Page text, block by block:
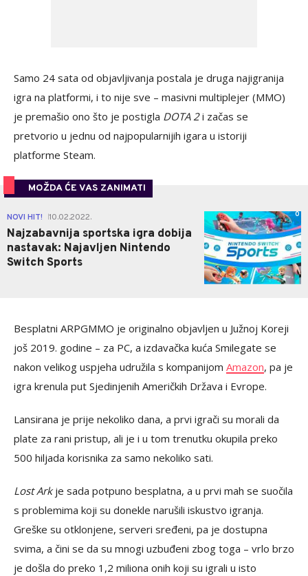
Samo 24 sata od objavljivanja postala je druga najigranija
igra na platformi, i to nije sve – masivni multiplejer (MMO)
je premašio ono što je postigla DOTA 2i začas se
pretvorio u jednu od najpopularnijih igara u istoriji
platforme Steam.
MOŽDA ĆE VAS ZANIMATI
NOVI HIT! 10.02.2022.
Najzabavnija sportska igra dobija
nastavak: Najavljen Nintendo
Switch Sports
0
Besplatni ARPGMMO je originalno objavljen u Južnoj Koreji
još 2019. godine – za PC, a izdavačka kuća Smilegate se
nakon velikog uspjeha udružila s kompanijom Amazon, pa je
igra krenula put Sjedinjenih Američkih Država i Evrope.
Lansirana je prije nekoliko dana, a prvi igrači su morali da
plate za rani pristup, ali je i u tom trenutku okupila preko
500 hiljada korisnika za samo nekoliko sati.
Lost Arkje sada potpuno besplatna, a u prvi mah se suočila
s problemima koji su donekle narušili iskustvo igranja.
Greške su otklonjene, serveri sređeni, pa je dostupna
svima, a čini se da su mnogi uzbuđeni zbog toga – vrlo brzo
je došla do preko 1,2 miliona onih koji su igrali u isto